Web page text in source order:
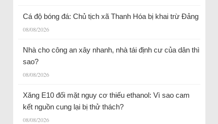
Cá độ bóng đá: Chủ tịch xã Thanh Hóa bị khai trừ Đảng
08/08/2026
Nhà cho công an xây nhanh, nhà tái định cư của dân thì
sao?
08/08/2026
Xăng E10 đối mặt nguy cơ thiếu ethanol: Vì sao cam
kết nguồn cung lại bị thử thách?
08/08/2026